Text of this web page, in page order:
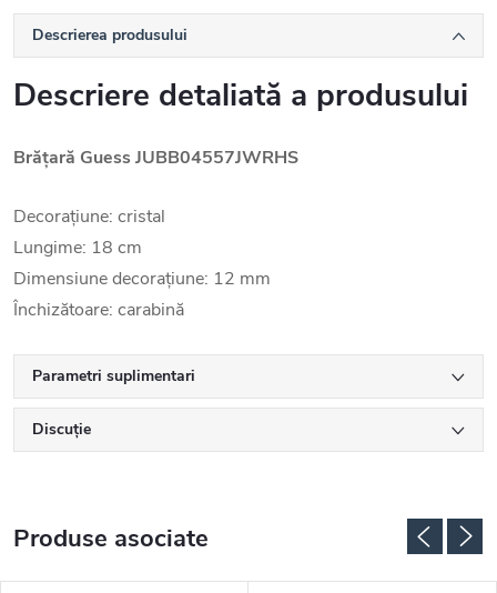
Descrierea produsului
Descriere detaliată a produsului
Brățară Guess JUBB04557JWRHS
Decorațiune: cristal
Lungime: 18 cm
Dimensiune decorațiune: 12 mm
Închizătoare: carabină
Parametri suplimentari
Discuţie
Produse asociate